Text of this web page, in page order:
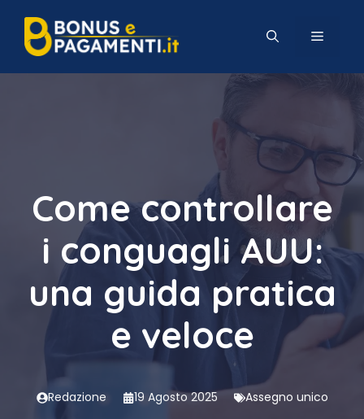
contenuto
MENU
Come controllare
i conguagli AUU:
una guida pratica
e veloce
Redazione 19 Agosto 2025 Assegno unico